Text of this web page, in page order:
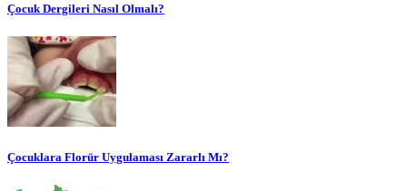
Çocuk Dergileri Nasıl Olmalı?
Çocuklara Florür Uygulaması Zararlı Mı?